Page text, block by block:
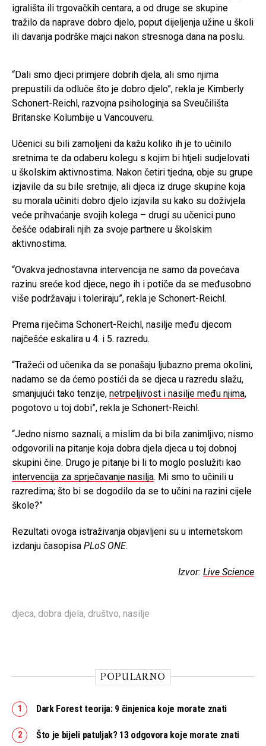
igrališta ili trgovačkih centara, a od druge se skupine
tražilo da naprave dobro djelo, poput dijeljenja užine u školi
ili davanja podrške majci nakon stresnoga dana na poslu.
“Dali smo djeci primjere dobrih djela, ali smo njima
prepustili da odluče što je dobro djelo”, rekla je Kimberly
Schonert-Reichl, razvojna psihologinja sa Sveučilišta
Britanske Kolumbije u Vancouveru.
Učenici su bili zamoljeni da kažu koliko ih je to učinilo
sretnima te da odaberu kolegu s kojim bi htjeli sudjelovati
u školskim aktivnostima. Nakon četiri tjedna, obje su grupe
izjavile da su bile sretnije, ali djeca iz druge skupine koja
su morala učiniti dobro djelo izjavila su kako su doživjela
veće prihvaćanje svojih kolega – drugi su učenici puno
češće odabirali njih za svoje partnere u školskim
aktivnostima.
“Ovakva jednostavna intervencija ne samo da povećava
razinu sreće kod djece, nego ih i potiče da se međusobno
više podržavaju i toleriraju”, rekla je Schonert-Reichl.
Prema riječima Schonert-Reichl, nasilje među djecom
najčešće eskalira u 4. i 5. razredu.
“Tražeći od učenika da se ponašaju ljubazno prema okolini,
nadamo se da ćemo postići da se djeca u razredu slažu,
smanjujući tako tenzije, netrpeljivost i nasilje među njima,
pogotovo u toj dobi”, rekla je Schonert-Reichl.
“Jedno nismo saznali, a mislim da bi bila zanimljivo; nismo
odgovorili na pitanje koja dobra djela djeca u toj dobnoj
skupini čine. Drugo je pitanje bi li to moglo poslužiti kao
intervencija za sprječavanje nasilja. Mi smo to učinili u
razredima; što bi se dogodilo da se to učini na razini cijele
škole?”
Rezultati ovoga istraživanja objavljeni su u internetskom
izdanju časopisa PLoS ONE.
Izvor: Live Science
djeca, dobra djela, društvo, nasilje
POPULARNO
Dark Forest teorija: 9 činjenica koje morate znati
Što je bijeli patuljak? 13 odgovora koje morate znati